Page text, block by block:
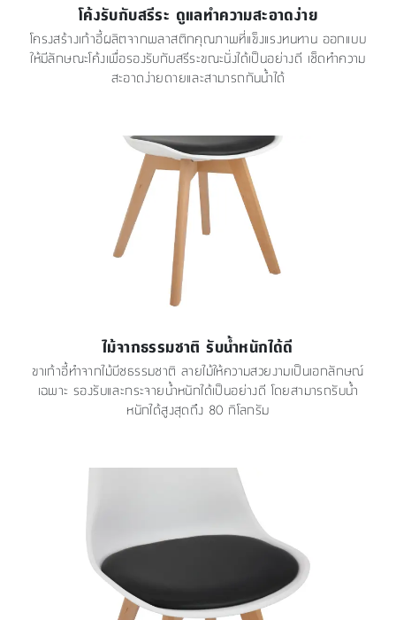
โค้งรับกับสรีระ ดูแลทำความสะอาดง่าย
โครงสร้างเก้าอี้ผลิตจากพลาสติกคุณภาพที่แข็งแรงทนทาน ออกแบบ
ให้มีลักษณะโค้งเพื่อรองรับกับสรีระขณะนั่งได้เป็นอย่างดี เช็ดทำความ
สะอาดง่ายดายและสามารถกันน้ำได้
ไม้จากธรรมชาติ รับน้ำหนักได้ดี
ขาเก้าอี้ทำจากไม้บีชธรรมชาติ ลายไม้ให้ความสวยงามเป็นเอกลักษณ์
เฉพาะ รองรับและกระจายน้ำหนักได้เป็นอย่างดี โดยสามารถรับน้ำ
หนักได้สูงสุดถึง 80 กิโลกรัม